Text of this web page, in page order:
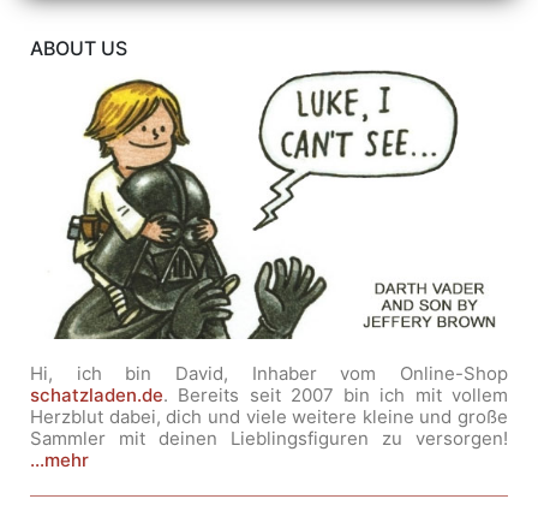
ABOUT US
Hi, ich bin David, Inhaber vom Online-Shop
schatzladen.de. Bereits seit 2007 bin ich mit vollem
Herzblut dabei, dich und viele weitere kleine und große
Sammler mit deinen Lieblingsfiguren zu versorgen!
...mehr